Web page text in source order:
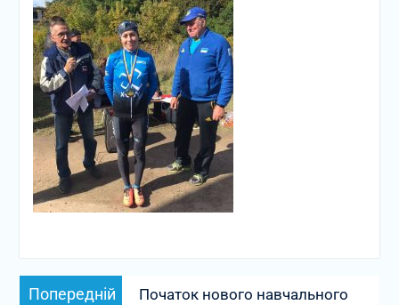
Навігація
Попередній
Початок нового навчального